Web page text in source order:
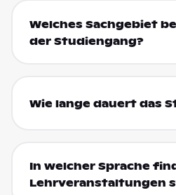
Welches Sachgebiet
der Studiengang?
Wie lange dauert das
In welcher Sprache
Lehrveranstaltungen